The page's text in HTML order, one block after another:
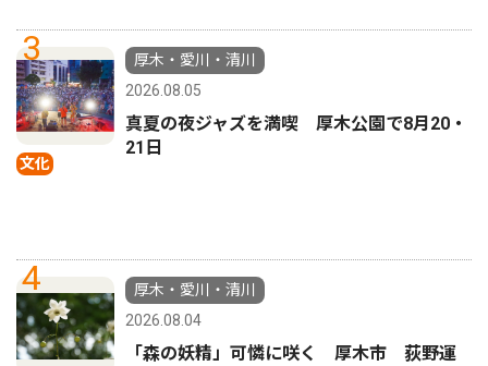
3
文化
厚木・愛川・清川
2026.08.05
真夏の夜ジャズを満喫 厚木公園で8月20・
21日
4
厚木・愛川・清川
2026.08.04
「森の妖精」可憐に咲く 厚木市 荻野運